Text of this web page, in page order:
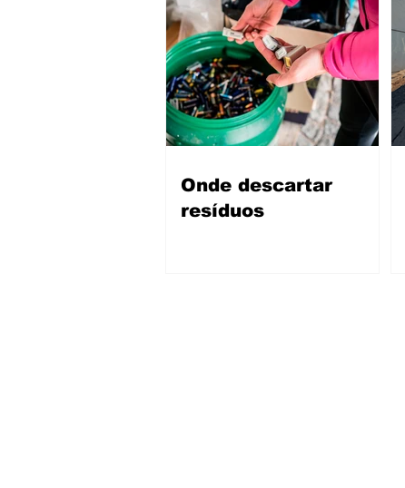
Onde descartar
resíduos